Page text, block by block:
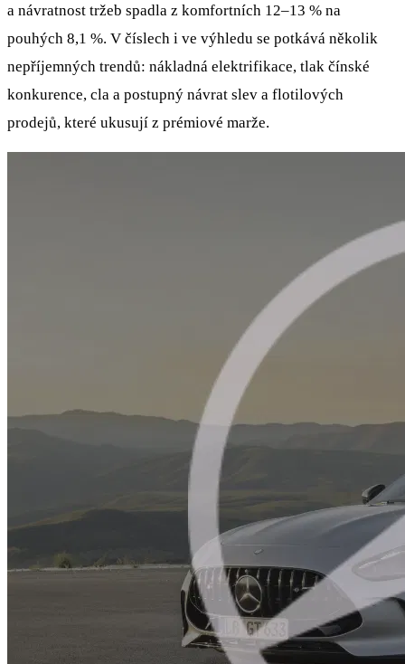
a návratnost tržeb spadla z komfortních 12–13 % na
pouhých 8,1 %. V číslech i ve výhledu se potkává několik
nepříjemných trendů: nákladná elektrifikace, tlak čínské
konkurence, cla a postupný návrat slev a flotilových
prodejů, které ukusují z prémiové marže.